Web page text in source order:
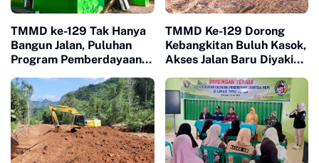
TMMD ke-129 Tak Hanya
Bangun Jalan, Puluhan
Program Pemberdayaan
di Buluh Kasok
TMMD Ke-129 Dorong
Kebangkitan Buluh Kasok,
Akses Jalan Baru Diyakini
Ekonomi Warga